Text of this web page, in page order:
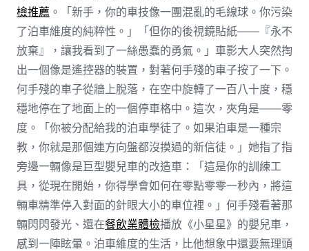
檢推薦 。「新手，你的車技像一團混亂的毛線球。你污染
了泊車維度的純粹性。」「但你的後視鏡貼紙——『永不
放棄』，讓我看到了一絲愚蠢的勇氣。」車影大人突然掏
出一個像是遙控器的裝置，對著何手殘的車子按了一下。
何手殘的車子從牆上脫落，在空中旋轉了一百八十度，穩
穩地停在了地面上的一個停車格中。這次，夾角是——零
度。「你被分配給我的泊車學徒了。如果泊車是一種宗
教，你就是那個連方向盤都沒摸過的新信徒。」她指了指
旁邊一輛像是巨型嬰兒車的改造車：「這是你的訓練工
具，從現在開始，你得學會如何在零點零零一秒內，將這
輛車精準停入對面的針眼大小的車位裡。」何手殘看著那
輛閃閃發光、還在餐飲業體檢播放《小星星》的嬰兒車，
感到一陣眩暈。泊車維度的生活，比他想象中還要無理頭